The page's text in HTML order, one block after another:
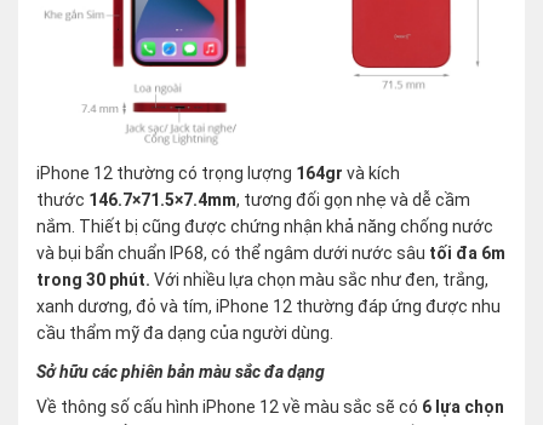
iPhone 12 thường có trọng lượng 164gr và kích
thước 146.7×71.5×7.4mm, tương đối gọn nhẹ và dễ cầm
nắm. Thiết bị cũng được chứng nhận khả năng chống nước
và bụi bẩn chuẩn IP68, có thể ngâm dưới nước sâu tối đa 6m
trong 30 phút. Với nhiều lựa chọn màu sắc như đen, trắng,
xanh dương, đỏ và tím, iPhone 12 thường đáp ứng được nhu
cầu thẩm mỹ đa dạng của người dùng.
Sở hữu các phiên bản màu sắc đa dạng
Về thông số cấu hình iPhone 12 về màu sắc sẽ có 6 lựa chọn